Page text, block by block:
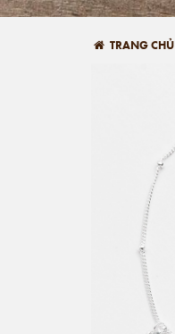
TRANG CHỦ